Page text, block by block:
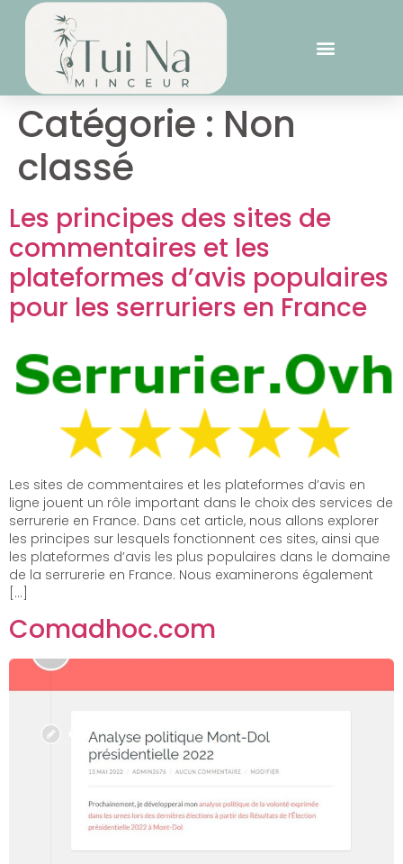
Catégorie : Non
classé
Les principes des sites de
commentaires et les
plateformes d’avis populaires
pour les serruriers en France
Les sites de commentaires et les plateformes d’avis en
ligne jouent un rôle important dans le choix des services de
serrurerie en France. Dans cet article, nous allons explorer
les principes sur lesquels fonctionnent ces sites, ainsi que
les plateformes d’avis les plus populaires dans le domaine
de la serrurerie en France. Nous examinerons également
[…]
Comadhoc.com